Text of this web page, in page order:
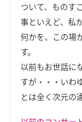
ついて、ものす
事といえど、私
何かを、この場
す。
以前もお世話に
すが・・・いわ
とは全く次元の